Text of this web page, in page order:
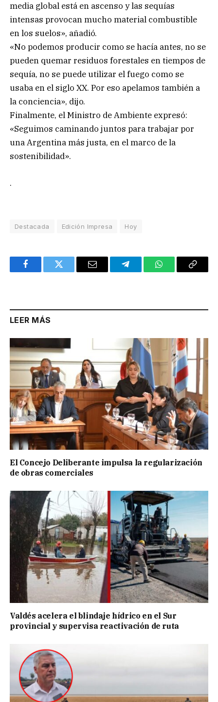
media global está en ascenso y las sequías
intensas provocan mucho material combustible
en los suelos», añadió.
«No podemos producir como se hacía antes, no se
pueden quemar residuos forestales en tiempos de
sequía, no se puede utilizar el fuego como se
usaba en el siglo XX. Por eso apelamos también a
la conciencia», dijo.
Finalmente, el Ministro de Ambiente expresó:
«Seguimos caminando juntos para trabajar por
una Argentina más justa, en el marco de la
sostenibilidad».
.
Destacada Edición Impresa Hoy
FacebookTwitter Email TelegramWhatsAppCopy
LEER MÁS
El Concejo Deliberante impulsa la regularización
de obras comerciales
Valdés acelera el blindaje hídrico en el Sur
provincial y supervisa reactivación de ruta